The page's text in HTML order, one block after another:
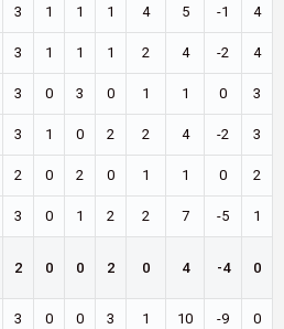
3 1 1 1 4 5 -1 4
3 1 1 1 2 4 -2 4
3 0 3 0 1 1 0 3
3 1 0 2 2 4 -2 3
2 0 2 0 1 1 0 2
3 0 1 2 2 7 -5 1
2 0 0 2 0 4 -4 0
3 0 0 3 1 10 -9 0